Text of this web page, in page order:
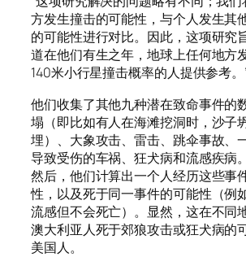
方发生撞击的可能性，与个人发生其
的可能性进行对比。因此，这项研究
道在他们有生之年，地球上任何地方
140米小行星撞击概率的人提供参考。
他们收集了其他九种潜在致命事件的
塌（即比如有人在海滩挖洞时，沙子
埋）、大象攻击、雷击、跳伞事故、
导致受伤的车祸、狂犬病和流感疾病。
然后，他们计算出一个人经历这些事
性，以及死于同一事件的可能性（例
流感但不会死亡）。显然，这在不同
澳大利亚人死于郊狼攻击或狂犬病的
美国人。